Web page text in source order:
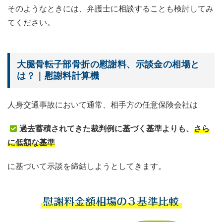
そのようなときには、弁護士に相談することも検討してみ
てください。
大腿骨転子部骨折の慰謝料、示談金の相場と
は？｜慰謝料計算機
人身交通事故において通常、相手方の任意保険会社は
過去蓄積されてきた裁判例に基づく基準よりも、 さら
に低額な基準
に基づいて示談を締結しようとしてきます。